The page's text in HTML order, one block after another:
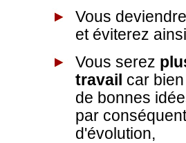
Vous
et éviterez
Vous serez
travail car
de bonnes
par
d'évolution,